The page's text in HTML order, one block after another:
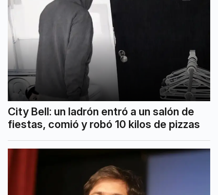
City Bell: un ladrón entró a un salón de
fiestas, comió y robó 10 kilos de pizzas